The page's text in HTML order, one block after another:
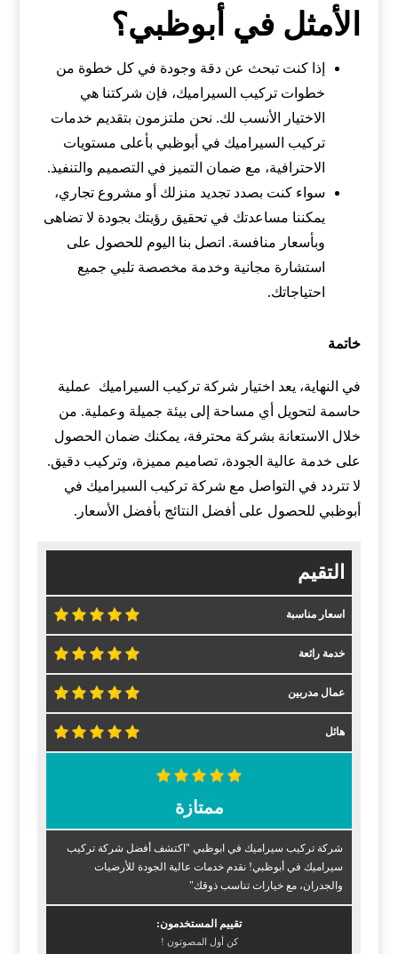
الأمثل في أبوظبي؟
إذا كنت تبحث عن دقة وجودة في كل خطوة من
خطوات تركيب السيراميك، فإن شركتنا هي
الاختيار الأنسب لك. نحن ملتزمون بتقديم خدمات
تركيب السيراميك في أبوظبي بأعلى مستويات
الاحترافية، مع ضمان التميز في التصميم والتنفيذ.
سواء كنت بصدد تجديد منزلك أو مشروع تجاري،
يمكننا مساعدتك في تحقيق رؤيتك بجودة لا تضاهى
وبأسعار منافسة. اتصل بنا اليوم للحصول على
استشارة مجانية وخدمة مخصصة تلبي جميع
احتياجاتك.
خاتمة
في النهاية، يعد اختيار شركة تركيب السيراميك عملية
حاسمة لتحويل أي مساحة إلى بيئة جميلة وعملية. من
خلال الاستعانة بشركة محترفة، يمكنك ضمان الحصول
على خدمة عالية الجودة، تصاميم مميزة، وتركيب دقيق.
لا تتردد في التواصل مع شركة تركيب السيراميك في
أبوظبي للحصول على أفضل النتائج بأفضل الأسعار.
التقيم
اسعار مناسبة
خدمة رائعة
عمال مدربين
هائل
ممتازة
شركة تركيب سيراميك في ابوظبي "اكتشف أفضل شركة تركيب
سيراميك في أبوظبي! نقدم خدمات عالية الجودة للأرضيات
والجدران، مع خيارات تناسب ذوقك"
تقييم المستخدمون:
كن أول المصوتون !